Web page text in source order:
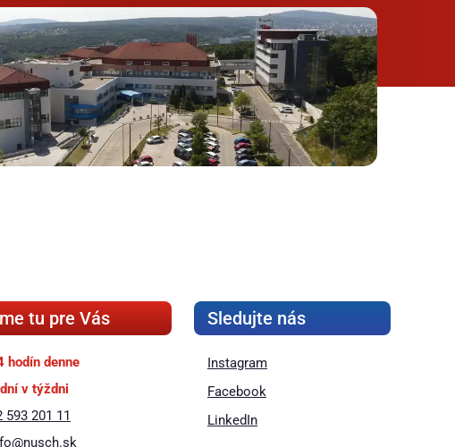
tu pre Vás
hodín denne
v týždni
593 201 11
Sledujte nás
Instagram
Facebook
LinkedIn